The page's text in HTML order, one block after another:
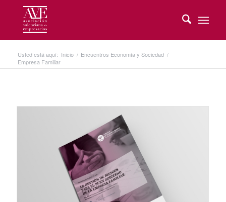
Usted está aquí: Inicio / Encuentros Economía y Sociedad /
Empresa Familiar